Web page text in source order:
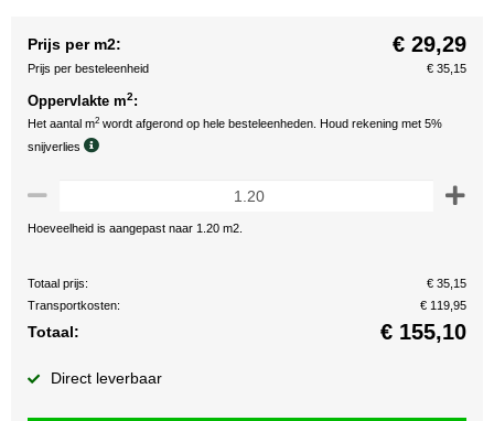
Prijs per m2: € 29,29
Prijs per besteleenheid € 35,15
Oppervlakte m2:
Het aantal m2 wordt afgerond op hele besteleenheden. Houd rekening met 5%
snijverlies
Hoeveelheid is aangepast naar 1.20 m2.
Totaal prijs:
€ 35,15
Transportkosten:
€ 119,95
Totaal: € 155,10
Direct leverbaar